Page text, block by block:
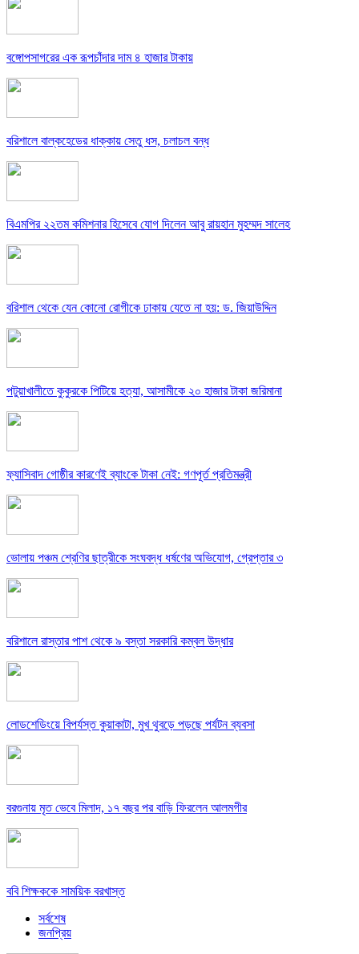
বঙ্গোপসাগরের এক রূপচাঁদার দাম ৪ হাজার টাকায়
বরিশালে বাল্কহেডের ধাক্কায় সেতু ধস, চলাচল বন্ধ
বিএমপির ২২তম কমিশনার হিসেবে যোগ দিলেন আবু রায়হান মুহম্মদ সালেহ
বরিশাল থেকে যেন কোনো রোগীকে ঢাকায় যেতে না হয়: ড. জিয়াউদ্দিন
পটুয়াখালীতে কুকুরকে পিটিয়ে হত্যা, আসামীকে ২০ হাজার টাকা জরিমানা
ফ্যাসিবাদ গোষ্ঠীর কারণেই ব্যাংকে টাকা নেই: গণপূর্ত প্রতিমন্ত্রী
ভোলায় পঞ্চম শ্রেণির ছাত্রীকে সংঘবদ্ধ ধর্ষণের অভিযোগ, গ্রেপ্তার ৩
বরিশালে রাস্তার পাশ থেকে ৯ বস্তা সরকারি কম্বল উদ্ধার
লোডশেডিংয়ে বিপর্যস্ত কুয়াকাটা, মুখ থুবড়ে পড়ছে পর্যটন ব্যবসা
বরগুনায় মৃত ভেবে মিলাদ, ১৭ বছর পর বাড়ি ফিরলেন আলমগীর
ববি শিক্ষককে সাময়িক বরখাস্ত
সর্বশেষ
জনপ্রিয়